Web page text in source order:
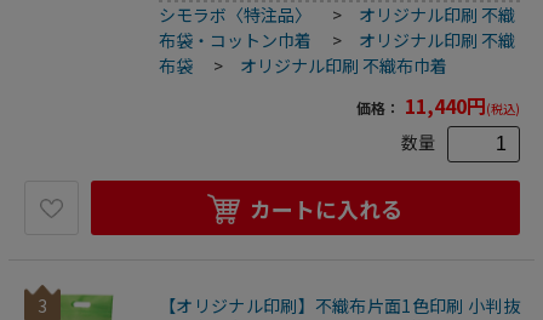
シモラボ〈特注品〉 > オリジナル印刷 不織
布袋・コットン巾着
> オリジナル印刷 不織
布袋
> オリジナル印刷 不織布巾着
価格： 11,440円(税込)
数量
カートに入れる
3
【オリジナル印刷】不織布片面1色印刷 小判抜